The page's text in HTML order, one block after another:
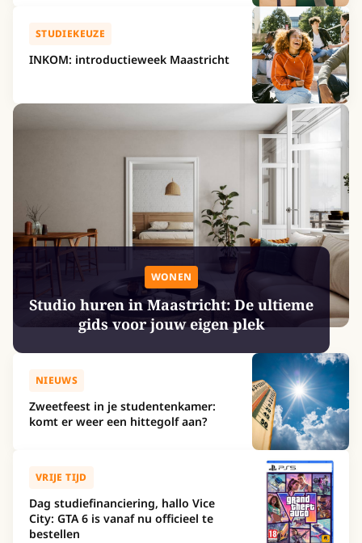
STUDIEKEUZE
INKOM: introductieweek Maastricht
WONEN
Studio huren in Maastricht: De ultieme
gids voor jouw eigen plek
NIEUWS
Zweetfeest in je studentenkamer:
komt er weer een hittegolf aan?
VRIJE TIJD
Dag studiefinanciering, hallo Vice
City: GTA 6 is vanaf nu officieel te
bestellen